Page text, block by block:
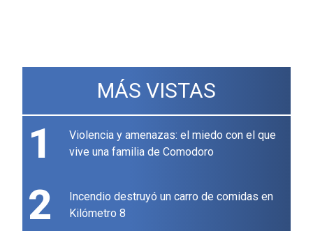
MÁS VISTAS
1
Violencia y amenazas: el miedo con el que
vive una familia de Comodoro
2
Incendio destruyó un carro de comidas en
Kilómetro 8